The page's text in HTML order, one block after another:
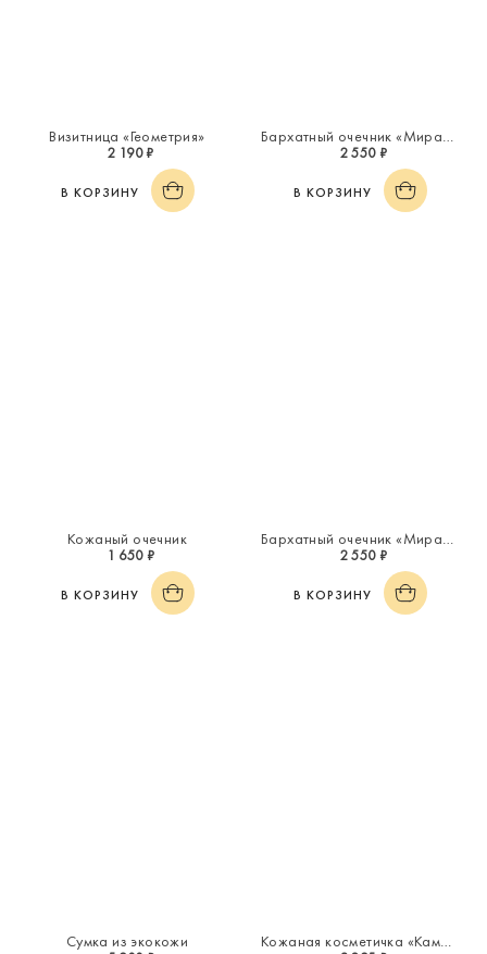
Визитница «Геометрия»
2 190 ₽
В КОРЗИНУ
Бархатный очечник «Миражи»
2 550 ₽
В КОРЗИНУ
Кожаный очечник
1 650 ₽
В КОРЗИНУ
Бархатный очечник «Миражи»
2 550 ₽
В КОРЗИНУ
Сумка из экокожи Кожаная косметичка «Каменный цветок»